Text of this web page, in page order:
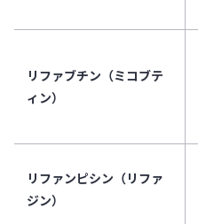
リファブチン（ミコブテ
ィン）
リファンピシン（リファ
ジン）